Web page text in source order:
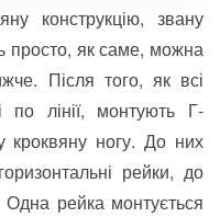
конструкцію, звану
просто, як саме, можна
Після того, як всі
по лінії, монтують Г-
кроквяну ногу. До них
рейки, до
Одна рейка монтується